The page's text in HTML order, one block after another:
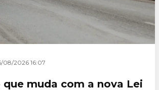
08/2026 16:07
que muda com a nova Lei